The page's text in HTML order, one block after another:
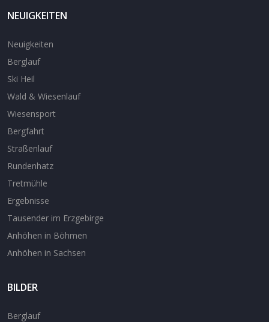
NEUIGKEITEN
Neuigkeiten
Berglauf
Ski Heil
Wald & Wiesenlauf
Wiesensport
Bergfahrt
Straßenlauf
Rundenhatz
Tretmühle
Ergebnisse
Tausender im Erzgebirge
Anhöhen in Böhmen
Anhöhen in Sachsen
BILDER
Berglauf